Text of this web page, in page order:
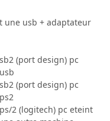
une usb + adaptateur
(port design) pc
(port design) pc
2 (logitech) pc eteint